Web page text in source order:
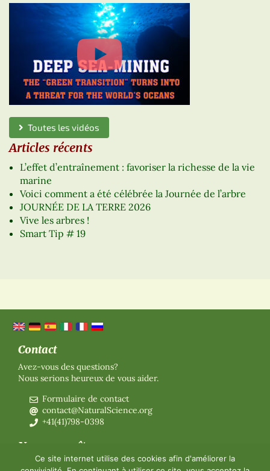
Toutes les vidéos
Articles récents
L’effet d’entraînement : favoriser la richesse de la vie
marine
Voici comment a été célébrée la Journée de l’arbre
JOURNÉE DE LA TERRE 2026
Vive les arbres !
Smart Tip # 19
Contact
Avez-vous des questions?
Nous serions heureux de vous aider.
Formulaire de contact
contact@NaturalScience.org
+41(41)798-0398
Nous connaître
Organisation
Ce site internet utilise des cookies afin d'améliorer la